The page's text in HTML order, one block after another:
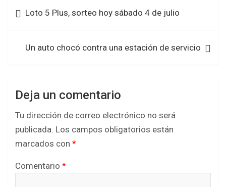
o
o
k
A
p
p
de
entradas
Loto 5 Plus, sorteo hoy sábado 4 de julio
Un auto chocó contra una estación de servicio
Deja un comentario
Tu dirección de correo electrónico no será
publicada. Los campos obligatorios están
marcados con *
Comentario *